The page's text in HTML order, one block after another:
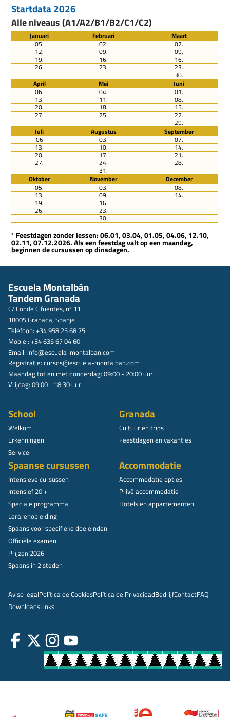
Startdata 2026
Alle niveaus (A1/A2/B1/B2/C1/C2)
Januari Februari
Maart
05.
02. 02.
12. 09. 09.
19. 16. 16.
26. 23. 23.
30.
April
Mei
Juni
06.
04. 01.
13. 11. 08.
20. 18. 15.
27. 25. 22.
29.
Juli
Augustus
September
06
03. 07.
13. 10. 14.
20. 17. 21.
27. 24. 28.
31.
Oktober
November
December
05.
03. 08.
13. 09. 14.
19. 16.
26. 23.
30.
* Feestdagen zonder lessen: 06.01, 03.04, 01.05, 04.06, 12.10,
02.11, 07.12.2026. Als een feestdag valt op een maandag,
beginnen de cursussen op dinsdagen.
Escuela Montalbán
Tandem Granada
C/ Conde Cifuentes, nº 11
18005 Granada, Spanje
Telefoon: +34 958 25 68 75
Mobiel: +34 635 67 04 60
Email: info@escuela-montalban.com
Registratie: cursos@escuela-montalban.com
Maandag tot en met donderdag: 09:00 - 20:00 uur
Vrijdag: 09:00 - 18:30 uur
School
Welkom
Erkenningen
Service
Granada
Cultuur en trips
Feestdagen en vakanties
Spaanse cursussen
Intensieve cursussen
Intensief 20 +
Speciale programma
Lerarenopleiding
Spaans voor specifieke doeleinden
Officiële examen
Prijzen 2026
Spaans in 2 steden
Accommodatie
Accommodatie opties
Privé accommodatie
Hotels en appartementen
Aviso legalPolítica de CookiesPolítica de PrivacidadBedrijfContactFAQ
DownloadsLinks